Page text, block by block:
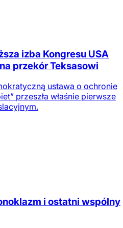
izba Kongresu USA
przekór Teksasowi
ustawa o ochronie
przeszła właśnie pierwsze
i ostatni wspólny